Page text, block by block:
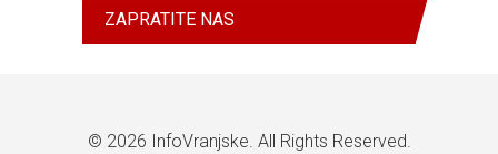
ZAPRATITE NAS
© 2026 InfoVranjske . All Rights Reserved.